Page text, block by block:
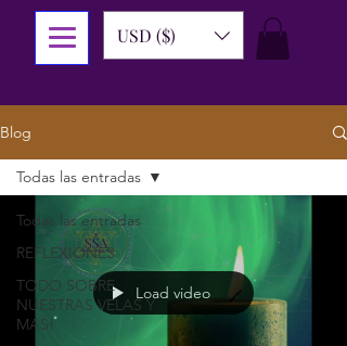
USD ($)
Blog
Todas las entradas
REFLEXIONES
TODO SOBRE
NUESTRAS VELAS Y
MAS!
Todas las entradas
Load video